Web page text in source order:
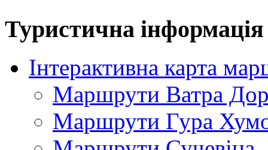
Туристична інформація
Інтерактивна карта
Маршрути Ватра
Маршрути Гура